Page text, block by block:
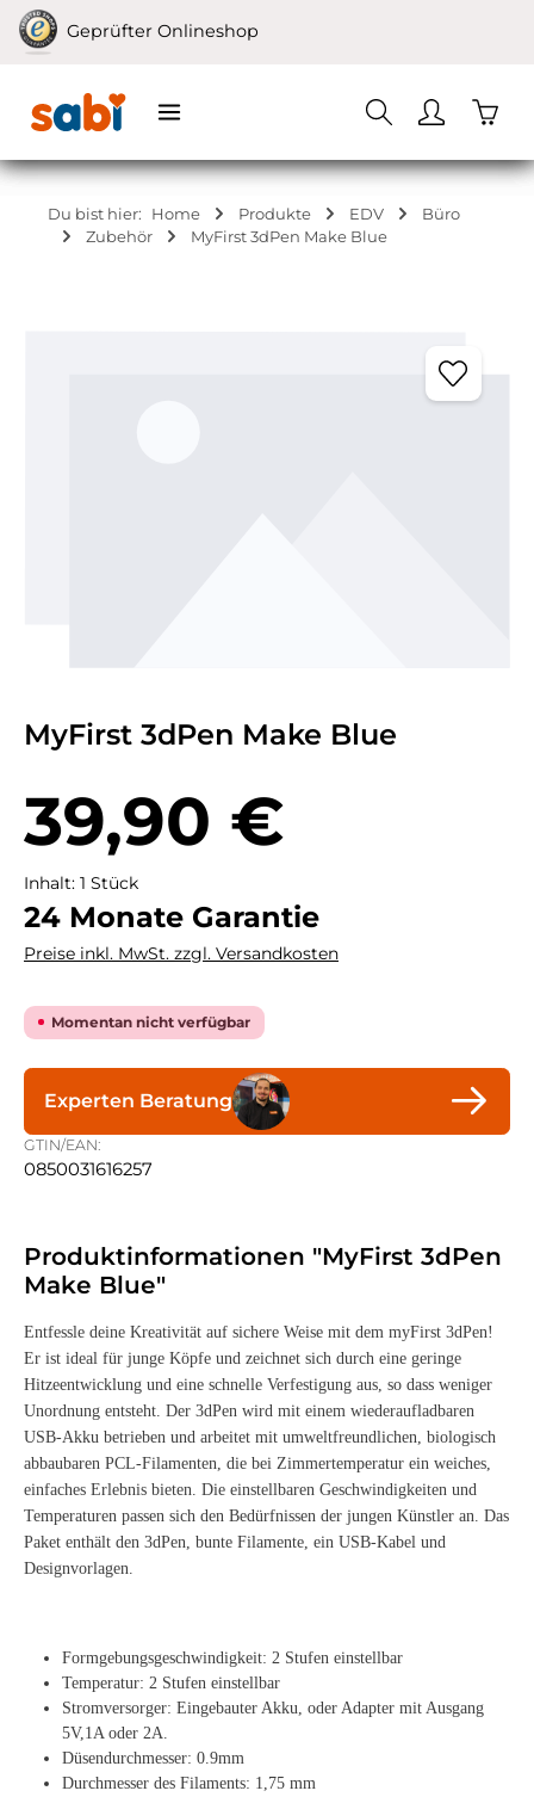
Zum Hauptinhalt springen
Geprüfter Onlineshop
Du bist hier: Home Produkte EDV
Büro
Zubehör
MyFirst 3dPen Make Blue
MyFirst 3dPen Make Blue
39,90 €
Inhalt: 1 Stück
24 Monate Garantie
Preise inkl. MwSt. zzgl. Versandkosten
Momentan nicht verfügbar
Experten Beratung
GTIN/EAN:
0850031616257
Produktinformationen "MyFirst 3dPen
Make Blue"
Entfessle deine Kreativität auf sichere Weise mit dem myFirst 3dPen!
Er ist ideal für junge Köpfe und zeichnet sich durch eine geringe
Hitzeentwicklung und eine schnelle Verfestigung aus, so dass weniger
Unordnung entsteht. Der 3dPen wird mit einem wiederaufladbaren
USB-Akku betrieben und arbeitet mit umweltfreundlichen, biologisch
abbaubaren PCL-Filamenten, die bei Zimmertemperatur ein weiches,
einfaches Erlebnis bieten. Die einstellbaren Geschwindigkeiten und
Temperaturen passen sich den Bedürfnissen der jungen Künstler an. Das
Paket enthält den 3dPen, bunte Filamente, ein USB-Kabel und
Designvorlagen.
Formgebungsgeschwindigkeit: 2 Stufen einstellbar
Temperatur: 2 Stufen einstellbar
Stromversorger: Eingebauter Akku, oder Adapter mit Ausgang
5V,1A oder 2A.
Düsendurchmesser: 0.9mm
Durchmesser des Filaments: 1,75 mm